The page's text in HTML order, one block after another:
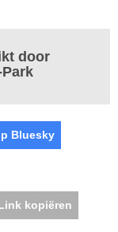
door
Bluesky
kopiëren